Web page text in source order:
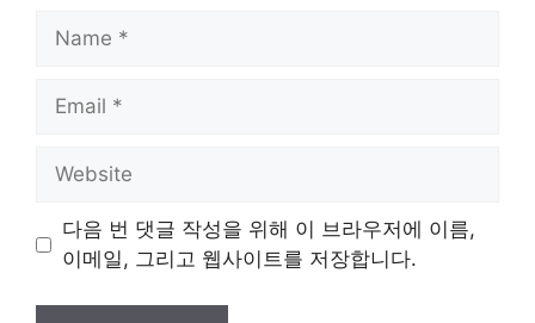
Name
Email
Website
다음 번 댓글 작성을 위해 이 브라우저에 이름,
이메일, 그리고 웹사이트를 저장합니다.